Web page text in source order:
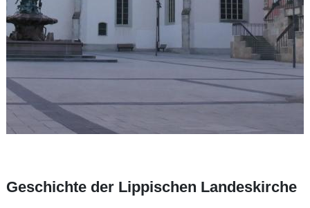
Geschichte der Lippischen Landeskirche